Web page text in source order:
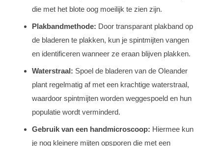
die met het blote oog moeilijk te zien zijn.
Plakbandmethode: Door transparant plakband op
de bladeren te plakken, kun je spintmijten vangen
en identificeren wanneer ze eraan blijven plakken.
Waterstraal: Spoel de bladeren van de Oleander
plant regelmatig af met een krachtige waterstraal,
waardoor spintmijten worden weggespoeld en hun
populatie wordt verminderd.
Gebruik van een handmicroscoop: Hiermee kun
je nog kleinere mijten opsporen die met een